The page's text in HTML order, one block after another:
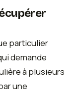
particulier
demande
à plusieurs
une